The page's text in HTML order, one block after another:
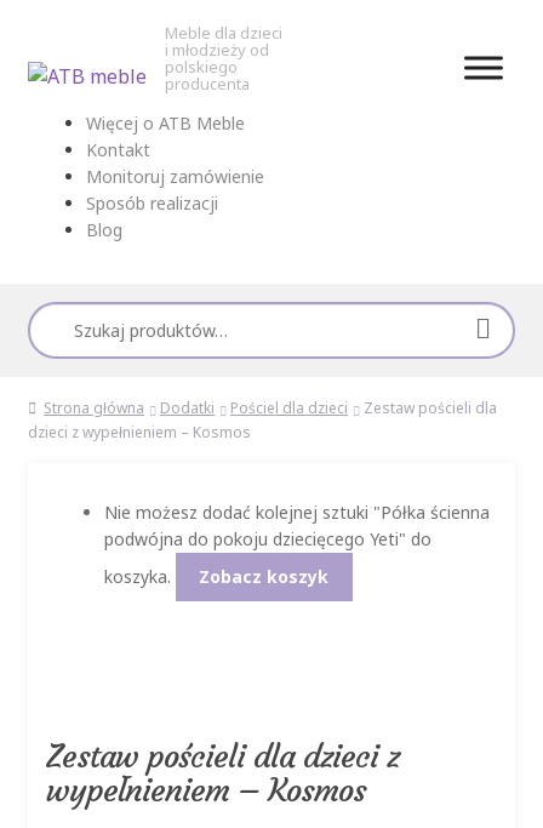
nawigacji
Meble dla dzieci
i młodzieży od
polskiego
producenta
Więcej o ATB Meble
Kontakt
Monitoruj zamówienie
Sposób realizacji
Blog
Szukaj:
Strona główna Dodatki Pościel dla dzieci
Zestaw pościeli dla
dzieci z wypełnieniem – Kosmos
Nie możesz dodać kolejnej sztuki "Półka ścienna
podwójna do pokoju dziecięcego Yeti" do
koszyka.
Zobacz koszyk
Zestaw pościeli dla dzieci z
wypełnieniem – Kosmos